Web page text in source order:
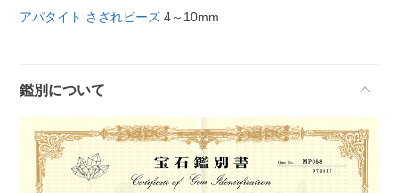
アパタイト さざれビーズ 4～10mm
鑑別について